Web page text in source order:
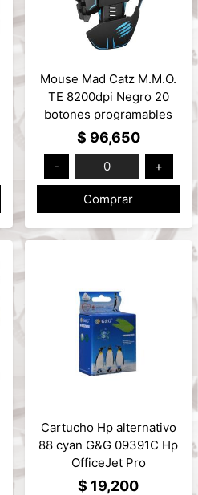
Mouse Mad Catz M.M.O.
TE 8200dpi Negro 20
botones programables
$ 96,650
- 0 +
Comprar
Cartucho Hp alternativo
88 cyan G&G 09391C Hp
OfficeJet Pro
K550/K550dtn
$ 19,200